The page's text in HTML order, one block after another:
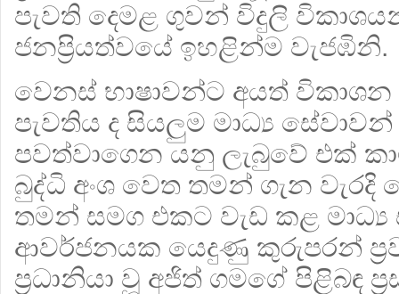
පැවති දෙමළ ගුවන් විදුලි
ජනප්‍රියත්වයේ ඉහළින්ම වැජඹිනි.
වෙනස් භාෂාවන්ට අයත්
පැවතිය ද සියලුම මාධ්‍ය සේවාවන්
පවත්වාගෙන යනු ලැබුවේ එක්
බුද්ධි අංශ වෙත තමන් ගැන
තමන් සමග එකට වැඩ කළ මාධ්‍ය
ආවර්ජනයක යෙදුණු කුරුපරන්
ප්‍රධානියා වූ අජිත් ගමගේ පිළිබඳ